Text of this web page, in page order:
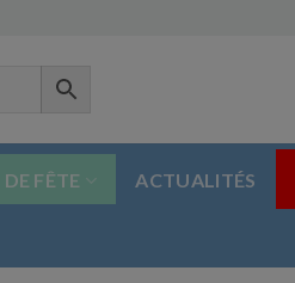
FÊTE ACTUALITÉS